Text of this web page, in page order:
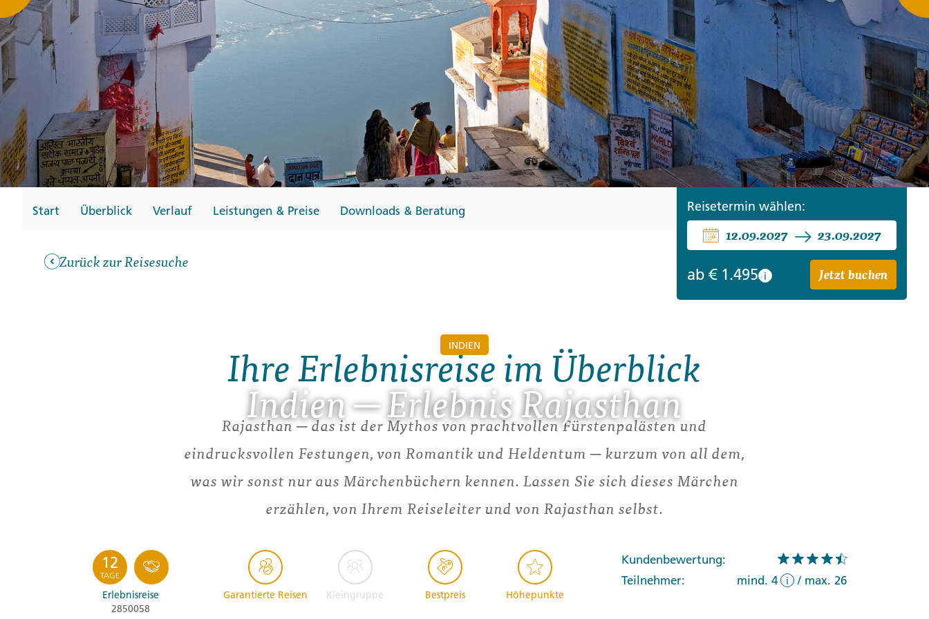
Finnland
Montenegro
Zypern
Beratung +49 (0) 431 5446-0 Reisefinder öffnen
Gutscheine
Messen und Veranstaltungen
Notfallteam und
Krisenmanagement
Beratung +49 (0) 431 5446-0 Reisefinder öffnen
Beratung +49 (0) 431 5446-0 Reisefinder öffnen
INDIEN
Indien ─ Erlebnis Rajasthan
Start Überblick Verlauf Leistungen & Preise Downloads & Beratung
Zurück zur Reisesuche
Reisetermin wählen:
12.09.2027 23.09.2027
ab € 1.495 i Jetzt buchen
Ihre Erlebnisreise im Überblick
Rajasthan ─ das ist der Mythos von prachtvollen Fürstenpalästen und
eindrucksvollen Festungen, von Romantik und Heldentum ─ kurzum von all dem,
was wir sonst nur aus Märchenbüchern kennen. Lassen Sie sich dieses Märchen
erzählen, von Ihrem Reiseleiter und von Rajasthan selbst.
12
TAGE
Erlebnisreise
2850058
Garantierte Reisen Kleingruppe Bestpreis Höhepunkte
Kundenbewertung:
Teilnehmer:
mind. 4 i / max. 26